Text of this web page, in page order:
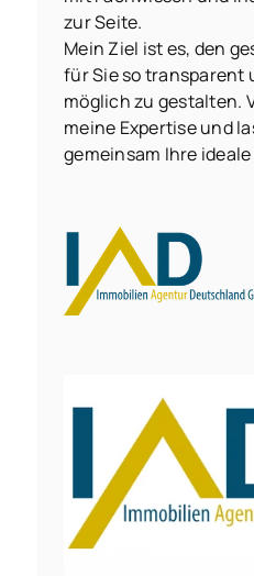
zur Seite.
Mein Ziel ist es, den
für Sie so transparent
möglich zu gestalten.
meine Expertise und
gemeinsam Ihre